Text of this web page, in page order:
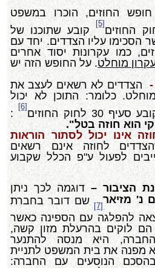
החוזים, הוכרו במשפט
[5]
קובע שתוכנו של
הסכימו עליו הצדדים. יחד עם
כמו עקרונות יסוד אחרים
מוחלט. על החופש הזה יש
הצדדים לא רשאים לעצב את
כלומר: התוכן לא יכול
לחוק החוזים
[6]
:
הוא חוזה בטל".
אינו יכול לסתור הוראות
לחוזה אינם רשאים
לפעול ע"פ הכלל שקבוע
הציבור – דוגמה לכך ניתן
נ' מזיאר
[7]
שם דובר בחברת
להפלגה עם הספינה כאשר
לוקים בהרעלת מזון קשה,
היא מנסה להתנער
מפנה את בית המשפט לתניית
הנוסעים עם החברה: